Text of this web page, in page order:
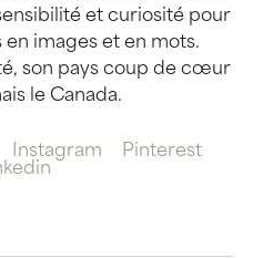
et curiosité pour
images et en mots.
son pays coup de cœur
le Canada.
Instagram
Pinterest